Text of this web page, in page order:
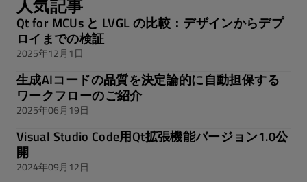
人気記事
Qt for MCUs と LVGL の比較：デザインからデプ
ロイまでの検証
2025年12月1日
生成AIコードの品質を決定論的に自動担保する
ワークフローのご紹介
2025年06月19日
Visual Studio Code用Qt拡張機能バージョン1.0公
開
2024年09月12日